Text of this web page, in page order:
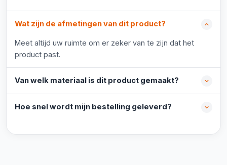
Wat zijn de afmetingen van dit product?
Meet altijd uw ruimte om er zeker van te zijn dat het
product past.
Van welk materiaal is dit product gemaakt?
Hoe snel wordt mijn bestelling geleverd?